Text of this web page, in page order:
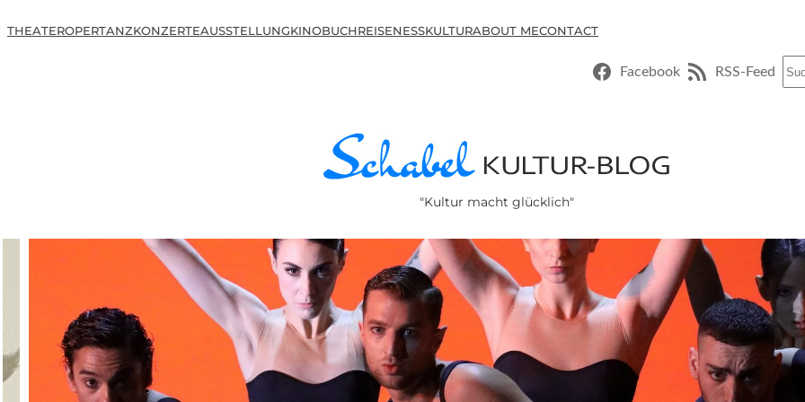
THEATEROPERTANZKONZERTEAUSSTELLUNGKINOBUCHREISENESSKULTURABOUT MECONTACT
Facebook RSS-Feed
"Kultur macht glücklich"